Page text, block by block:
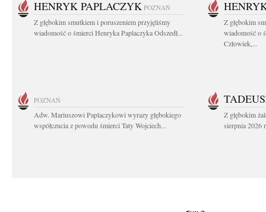
HENRYK PAPLACZYK POZNAŃ
Z głębokim smutkiem i poruszeniem przyjęliśmy
wiadomość o śmierci Henryka Paplaczyka Odszedł...
Z głębokim
wiadomość o
Człowiek,...
POZNAŃ
Adw. Mariuszowi Paplaczykowi wyrazy głębokiego
współczucia z powodu śmierci Taty Wojciech...
Z głębokim
sierpnia 2026